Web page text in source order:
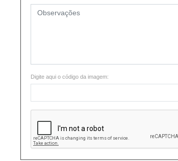
Digite aqui o código da imagem: